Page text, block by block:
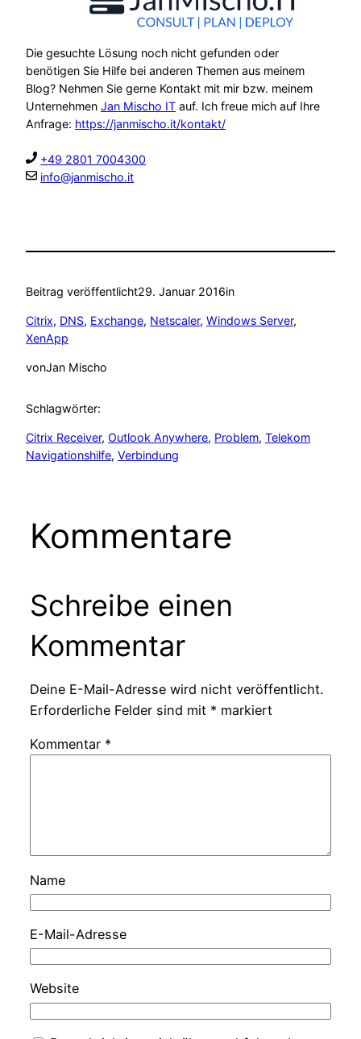
Die gesuchte Lösung noch nicht gefunden oder
benötigen Sie Hilfe bei anderen Themen aus meinem
Blog? Nehmen Sie gerne Kontakt mit mir bzw. meinem
Unternehmen Jan Mischo IT auf. Ich freue mich auf Ihre
Anfrage: https://janmischo.it/kontakt/
+49 2801 7004300
info@janmischo.it
Beitrag veröffentlicht29. Januar 2016in
Citrix, DNS, Exchange, Netscaler, Windows Server
XenApp
vonJan Mischo
Schlagwörter:
Citrix Receiver, Outlook Anywhere, Problem, Telekom
Navigationshilfe, Verbindung
Kommentare
Schreibe einen
Kommentar
Deine E-Mail-Adresse wird nicht veröffentlicht.
Erforderliche Felder sind mit * markiert
Kommentar *
Name
E-Mail-Adresse
Website